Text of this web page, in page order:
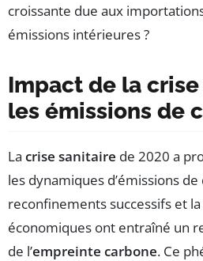
croissante due aux
émissions intérieures ?
Impact de la
les émissions de
La crise sanitaire de 2020 a
les dynamiques d’émissions
reconfinements successifs et
économiques ont entraîné un
de l’empreinte carbone. Ce